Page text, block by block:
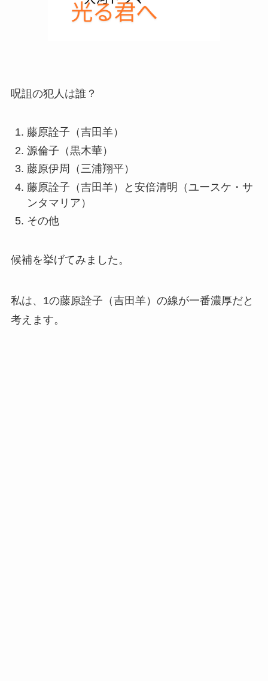
呪詛の犯人は誰？
藤原詮子（吉田羊）
源倫子（黒木華）
藤原伊周（三浦翔平）
藤原詮子（吉田羊）と安倍清明（ユースケ・サ
ンタマリア）
その他
候補を挙げてみました。
私は、1の藤原詮子（吉田羊）の線が一番濃厚だと
考えます。